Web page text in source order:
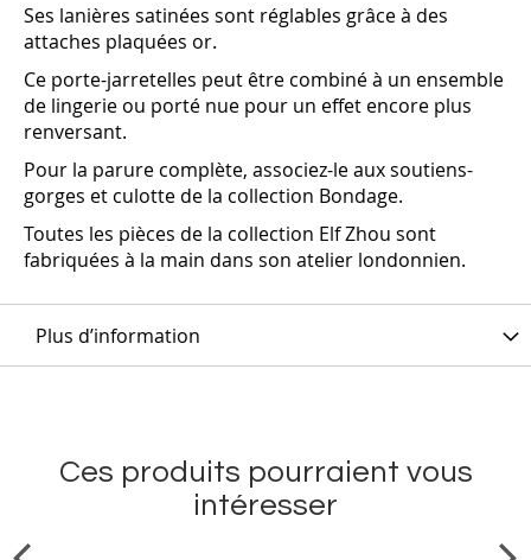
Ses lanières satinées sont réglables grâce à des
attaches plaquées or.
Ce porte-jarretelles peut être combiné à un ensemble
de lingerie ou porté nue pour un effet encore plus
renversant.
Pour la parure complète, associez-le aux soutiens-
gorges et culotte de la collection Bondage.
Toutes les pièces de la collection Elf Zhou sont
fabriquées à la main dans son atelier londonnien.
Plus d’information
Ces produits pourraient vous
intéresser